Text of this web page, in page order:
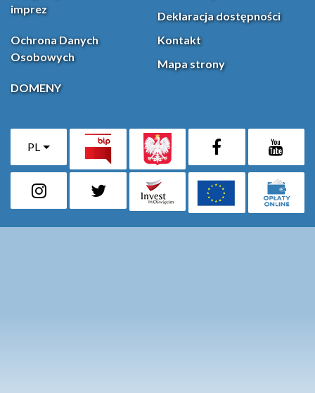
imprez
Deklaracja dostępności
Ochrona Danych
Osobowych
Kontakt
Mapa strony
DOMENY
PL
(otwiera się w nowej karcie)Facebook
InstagramX (Twitter)